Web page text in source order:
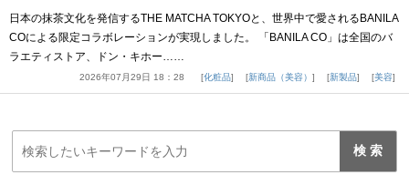
日本の抹茶文化を発信するTHE MATCHA TOKYOと、世界中で愛されるBANILA
COによる限定コラボレーションが実現しました。 「BANILA CO」は全国のバ
ラエティストア、ドン・キホー……
2026年07月29日 18：28 化粧品 新商品（美容） 新製品 美容